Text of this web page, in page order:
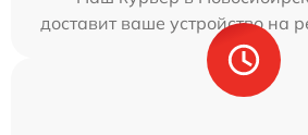
доставит ваше устройство на